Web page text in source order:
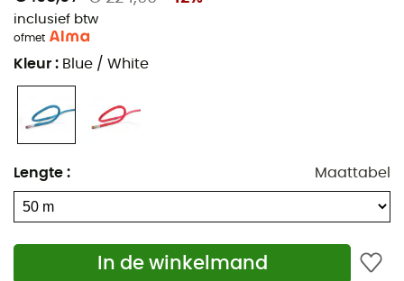
inclusief btw
ofmet
Kleur : Blue / White
Lengte : Maattabel
In de winkelmand